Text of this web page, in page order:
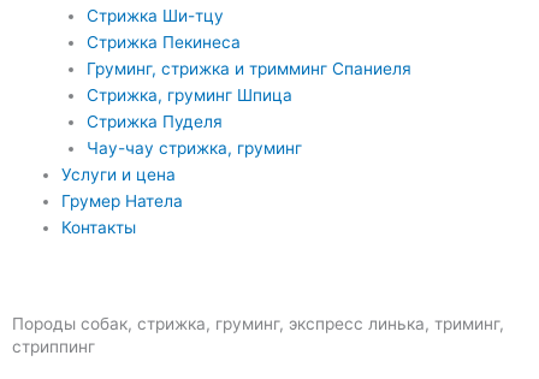
Стрижка Ши-тцу
Стрижка Пекинеса
Груминг, стрижка и тримминг Спаниеля
Стрижка, груминг Шпица
Стрижка Пуделя
Чау-чау стрижка, груминг
Услуги и цена
Грумер Натела
Контакты
Породы собак, стрижка, груминг, экспресс линька, триминг,
стриппинг